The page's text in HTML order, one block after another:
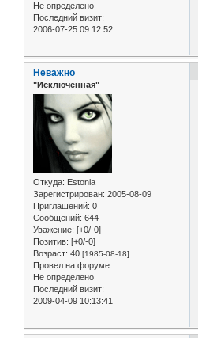
Не определено
Последний визит:
2006-07-25 09:12:52
Неважно
"Исключённая"
Откуда: Estonia
Зарегистрирован: 2005-08-09
Приглашений: 0
Сообщений: 644
Уважение: [+0/-0]
Позитив: [+0/-0]
Возраст: 40 [1985-08-18]
Провел на форуме:
Не определено
Последний визит:
2009-04-09 10:13:41